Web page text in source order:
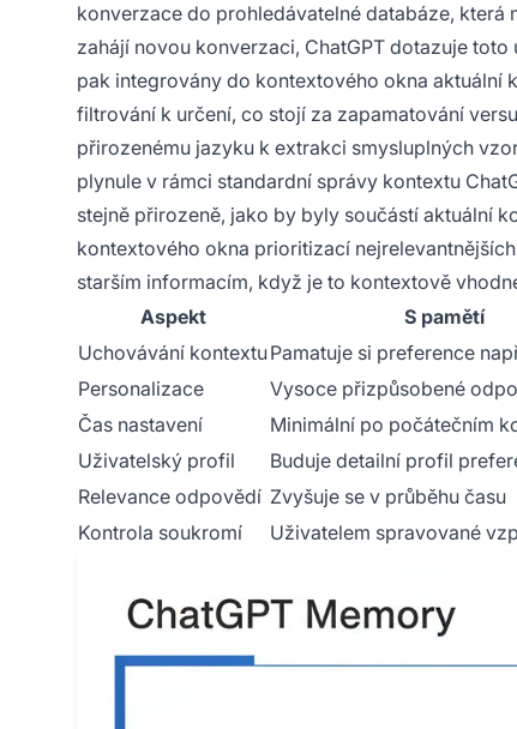
konverzace do prohledávatelné databáze,
zahájí novou konverzaci, ChatGPT dotazuje
pak integrovány do kontextového okna
filtrování k určení, co stojí za zapamatování
přirozenému jazyku k extrakci smysluplných
plynule v rámci standardní správy kontextu
stejně přirozeně, jako by byly součástí aktuální
kontextového okna prioritizací
starším informacím, když je to kontextově
Aspekt
S pamětí
Uchovávání kontextuPamatuje si preference
Personalizace
Vysoce přizpůsobené
Čas nastavení
Minimální po počátečním
Uživatelský profil
Buduje detailní profil
Relevance odpovědí Zvyšuje se v průběhu času
Kontrola soukromí
Uživatelem spravované